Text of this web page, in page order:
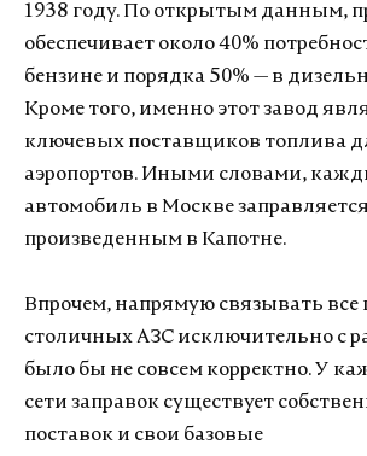
1938 году. По открытым данным,
обеспечивает около 40%
бензине и порядка 50% — в
Кроме того, именно этот завод
ключевых поставщиков топлива
аэропортов. Иными словами,
автомобиль в Москве
произведенным в Капотне.
Впрочем, напрямую связывать все
столичных АЗС исключительно с
было бы не совсем корректно. У
сети заправок существует
поставок и свои базовые